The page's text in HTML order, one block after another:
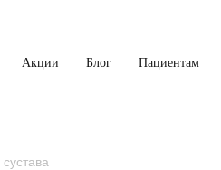
Акции Блог Пациентам